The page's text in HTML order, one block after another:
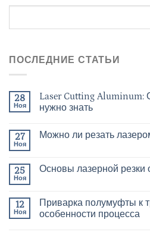
ПОСЛЕДНИЕ СТАТЬИ
28
Ноя
Laser Cutting Aluminum:
нужно знать
27
Ноя
Можно ли резать
25
Ноя
Основы лазерной резки
12
Ноя
Приварка полумуфты к
особенности процесса